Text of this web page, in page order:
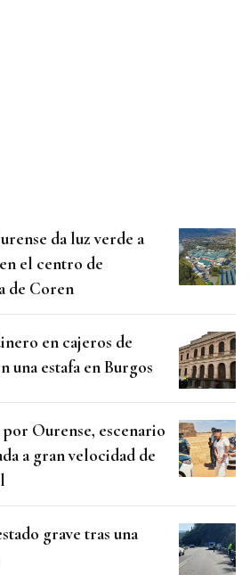
da luz verde a
el centro de
de Coren
en cajeros de
una estafa en Burgos
por Ourense, escenario
a gran velocidad de
grave tras una